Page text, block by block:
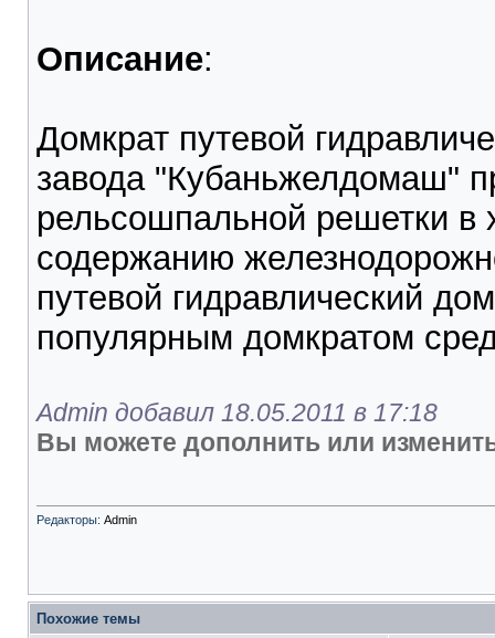
Описание:
Домкрат путевой
завода "Кубаньжелдомаш"
рельсошпальной решетки в
содержанию
путевой гидравлический
популярным домкратом
Admin добавил 18.05.2011 в 17:18
Вы можете дополнить или
Редакторы: Admin
Похожие темы